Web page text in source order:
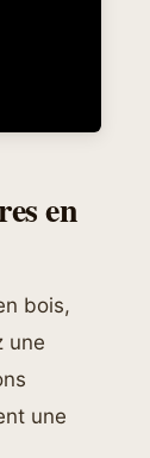
en
bois,
une
une